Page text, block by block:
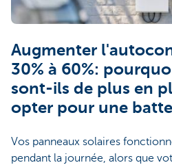
Brussels
Augmenter
30% à 60%:
sont-ils de plus en
opter pour une
Vos panneaux solaires
pendant la journée, alors que